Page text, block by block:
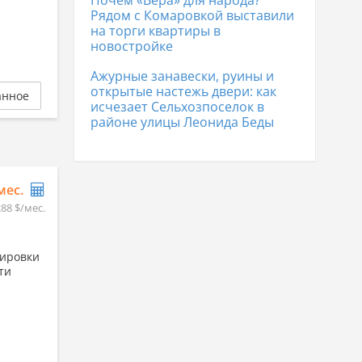
$/мес.
Рядом с Комаровкой выставили
на торги квартиры в
новостройке
Ажурные занавески, руины и
открытые настежь двери: как
исчезает Сельхозпоселок в
районе улицы Леонида Беды